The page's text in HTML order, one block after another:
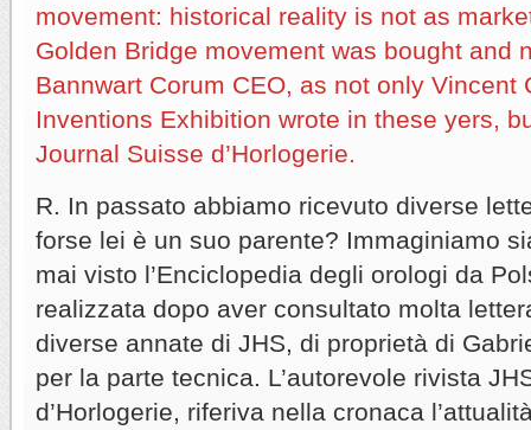
movement: historical reality is not as
Golden Bridge movement was bought and
Bannwart Corum CEO, as not only Vincent
Inventions Exhibition wrote in these yers,
Journal Suisse d’Horlogerie.
R. In passato abbiamo ricevuto diverse
forse lei è un suo parente? Immaginiamo
mai visto l’Enciclopedia degli orologi da
realizzata dopo aver consultato molta
diverse annate di JHS, di proprietà di
per la parte tecnica. L’autorevole rivista
d’Horlogerie, riferiva nella cronaca